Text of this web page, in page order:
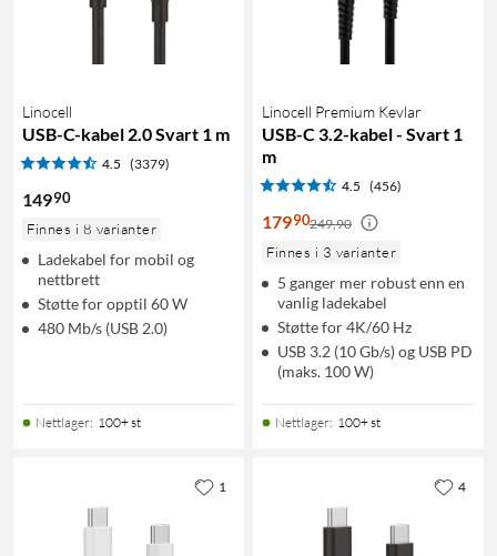
Linocell
USB-C-kabel 2.0 Svart 1 m
4.5 (3379)
14990
Finnes i 8 varianter
Ladekabel for mobil og
nettbrett
Støtte for opptil 60 W
480 Mb/s (USB 2.0)
Nettlager: 100+ st
Linocell Premium Kevlar
USB-C 3.2-kabel - Svart 1
m
4.5 (456)
17990249,90
Finnes i 3 varianter
5 ganger mer robust enn en
vanlig ladekabel
Støtte for 4K/60 Hz
USB 3.2 (10 Gb/s) og USB PD
(maks. 100 W)
Nettlager: 100+ st
1 4